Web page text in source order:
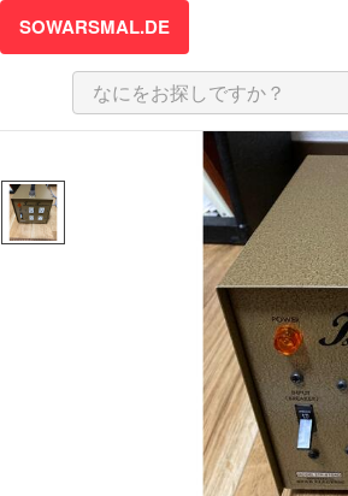
SOWARSMAL.DE